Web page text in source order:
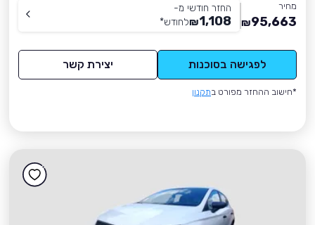
מחיר
95,663
₪
החזר חודשי מ-
1,108
₪לחודש*
לפגישה בסוכנות יצירת קשר
*חישוב ההחזר מפורט בתקנון